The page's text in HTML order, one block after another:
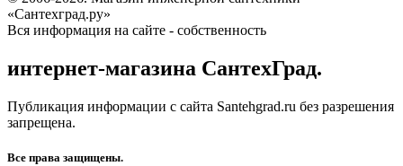
«Сантехград.ру»
Вся информация на сайте - собственность
интернет-магазина СантехГрад.
Публикация информации с сайта Santehgrad.ru без разрешения
запрещена.
Все права защищены.